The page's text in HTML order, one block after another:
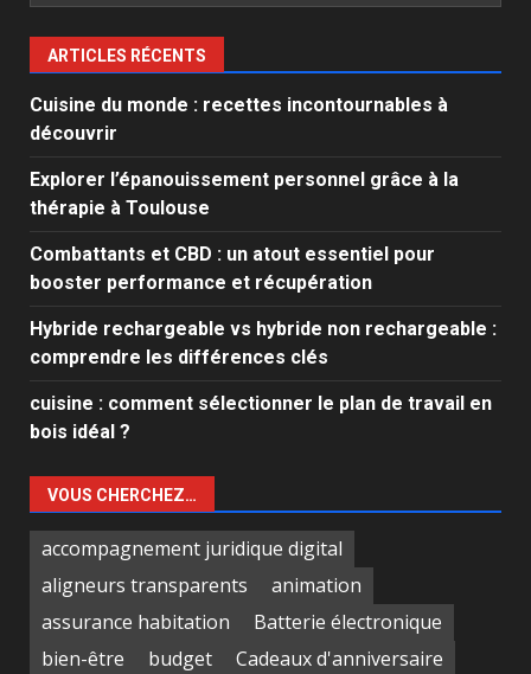
ARTICLES RÉCENTS
Cuisine du monde : recettes incontournables à
découvrir
Explorer l’épanouissement personnel grâce à la
thérapie à Toulouse
Combattants et CBD : un atout essentiel pour
booster performance et récupération
Hybride rechargeable vs hybride non rechargeable :
comprendre les différences clés
cuisine : comment sélectionner le plan de travail en
bois idéal ?
VOUS CHERCHEZ…
accompagnement juridique digital
aligneurs transparents
animation
assurance habitation
Batterie électronique
bien-être
budget
Cadeaux d'anniversaire